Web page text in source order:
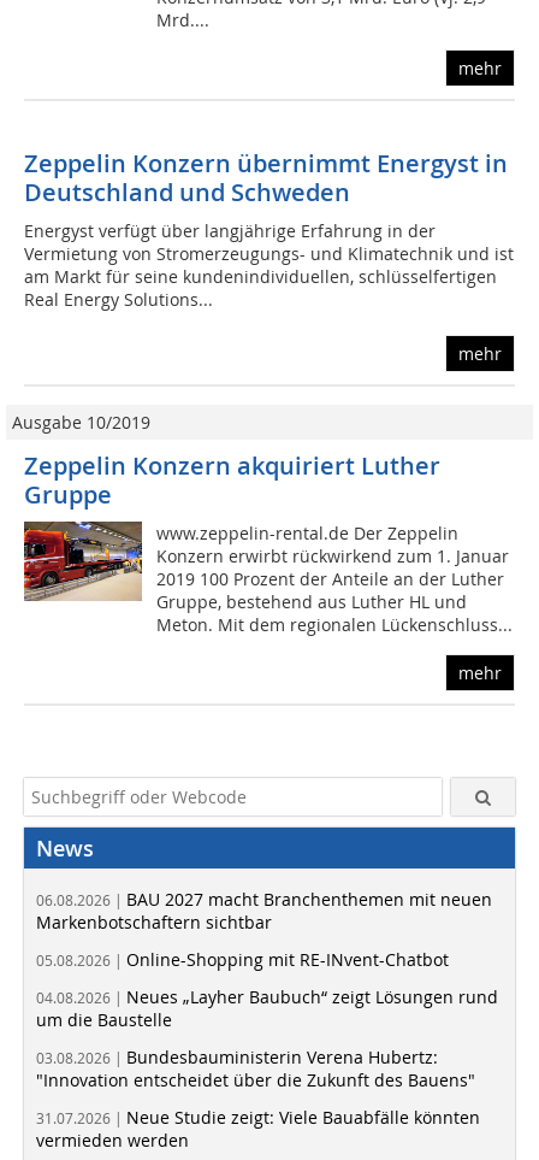
Mrd....
mehr
Zeppelin Konzern übernimmt Energyst in
Deutschland und Schweden
Energyst verfügt über langjährige Erfahrung in der
Vermietung von Stromerzeugungs- und Klimatechnik und ist
am Markt für seine kundenindividuellen, schlüsselfertigen
Real Energy Solutions...
mehr
Ausgabe 10/2019
Zeppelin Konzern akquiriert Luther
Gruppe
www.zeppelin-rental.de Der Zeppelin
Konzern erwirbt rückwirkend zum 1. Januar
2019 100 Prozent der Anteile an der Luther
Gruppe, bestehend aus Luther HL und
Meton. Mit dem regionalen Lückenschluss...
mehr
News
06.08.2026 | BAU 2027 macht Branchenthemen mit neuen
Markenbotschaftern sichtbar
05.08.2026 | Online-Shopping mit RE-INvent-Chatbot
04.08.2026 | Neues „Layher Baubuch“ zeigt Lösungen rund
um die Baustelle
03.08.2026 | Bundesbauministerin Verena Hubertz:
"Innovation entscheidet über die Zukunft des Bauens"
31.07.2026 | Neue Studie zeigt: Viele Bauabfälle könnten
vermieden werden